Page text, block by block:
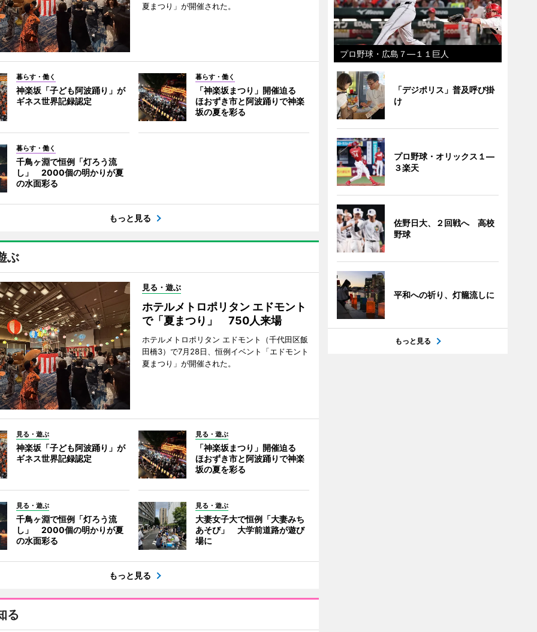
夏まつり」が開催された。
暮らす・働く
神楽坂「子ども阿波踊り」が
ギネス世界記録認定
暮らす・働く
「神楽坂まつり」開催迫る
ほおずき市と阿波踊りで神楽
坂の夏を彩る
暮らす・働く
千鳥ヶ淵で恒例「灯ろう流
し」 2000個の明かりが夏
の水面彩る
もっと見る
ぶ
見る・遊ぶ
ホテルメトロポリタン エドモント
で「夏まつり」 750人来場
ホテルメトロポリタン エドモント（千代田区飯
田橋3）で7月28日、恒例イベント「エドモント
夏まつり」が開催された。
見る・遊ぶ
神楽坂「子ども阿波踊り」が
ギネス世界記録認定
見る・遊ぶ
「神楽坂まつり」開催迫る
ほおずき市と阿波踊りで神楽
坂の夏を彩る
見る・遊ぶ
千鳥ヶ淵で恒例「灯ろう流
し」 2000個の明かりが夏
の水面彩る
見る・遊ぶ
大妻女子大で恒例「大妻みち
あそび」 大学前道路が遊び
場に
もっと見る
る
プロ野球・広島７―１１巨人
「デジポリス」普及呼び掛
け
プロ野球・オリックス１―
３楽天
佐野日大、２回戦へ 高校
野球
平和への祈り、灯籠流しに
もっと見る